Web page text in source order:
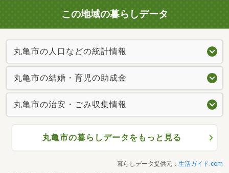
この地域の暮らしデータ
丸亀市の人口などの統計情報
丸亀市の結婚・育児の助成金
丸亀市の治安・ごみ収集情報
丸亀市の暮らしデータをもっと見る
暮らしデータ提供元： 生活ガイド.com